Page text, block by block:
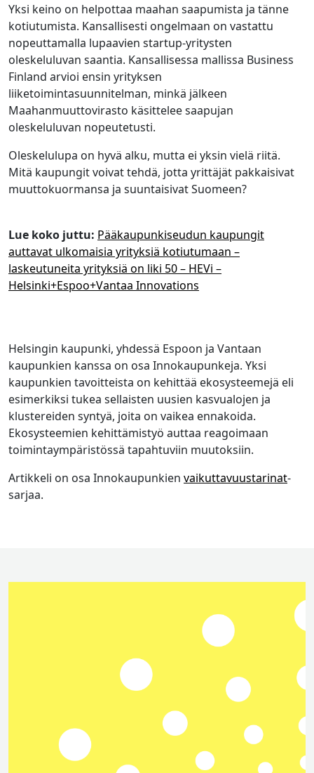
Yksi keino on helpottaa maahan saapumista ja tänne
kotiutumista. Kansallisesti ongelmaan on vastattu
nopeuttamalla lupaavien startup-yritysten
oleskeluluvan saantia. Kansallisessa mallissa Business
Finland arvioi ensin yrityksen
liiketoimintasuunnitelman, minkä jälkeen
Maahanmuuttovirasto käsittelee saapujan
oleskeluluvan nopeutetusti.
Oleskelulupa on hyvä alku, mutta ei yksin vielä riitä.
Mitä kaupungit voivat tehdä, jotta yrittäjät pakkaisivat
muuttokuormansa ja suuntaisivat Suomeen?
Lue koko juttu: Pääkaupunkiseudun kaupungit
auttavat ulkomaisia yrityksiä kotiutumaan –
laskeutuneita yrityksiä on liki 50 – HEVi –
Helsinki+Espoo+Vantaa Innovations
Helsingin kaupunki, yhdessä Espoon ja Vantaan
kaupunkien kanssa on osa Innokaupunkeja. Yksi
kaupunkien tavoitteista on kehittää ekosysteemejä eli
esimerkiksi tukea sellaisten uusien kasvualojen ja
klustereiden syntyä, joita on vaikea ennakoida.
Ekosysteemien kehittämistyö auttaa reagoimaan
toimintaympäristössä tapahtuviin muutoksiin.
Artikkeli on osa Innokaupunkien vaikuttavuustarinat-
sarjaa.